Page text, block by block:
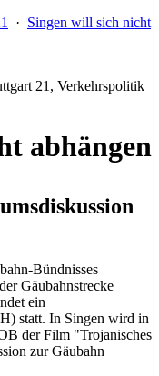
· Singen will sich nicht
21, Verkehrspolitik
abhängen
Bündnisses
Gäubahnstrecke
ein
statt. In Singen wird in
der Film "Trojanisches
zur Gäubahn